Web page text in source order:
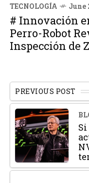
TECNOLOGÍA June
# Innovación
Perro-Robot
Inspección de
PREVIOUS POST